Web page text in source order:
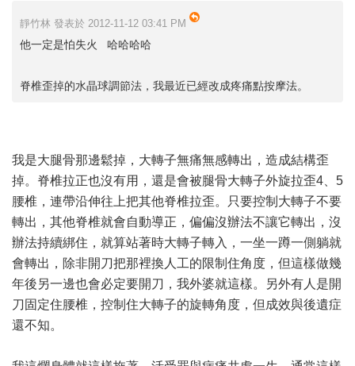
靜竹林 發表於 2012-11-12 03:41 PM
他一定是怕失火 哈哈哈哈
脊椎歪掉的水晶球調節法，我最近已經改成疼痛點按摩法。
我是大腿骨那邊鬆掉，大轉子無痛無感轉出，造成結構歪
掉。脊椎拉正也沒有用，還是會被腿骨大轉子外旋拉歪4、5
腰椎，連帶沿伸往上把其他脊椎拉歪。只要控制大轉子不要
轉出，其他脊椎就會自動導正，偏偏沒辦法不讓它轉出，沒
辦法持續綁住，就算站著時大轉子轉入，一坐一蹲一側躺就
會轉出，除非開刀把那裡換人工的限制住角度，但這樣做幾
年後另一邊也會必定要開刀，我外婆就這樣。另外有人是開
刀固定住腰椎，控制住大轉子的旋轉角度，但成效與後遺症
還不知。